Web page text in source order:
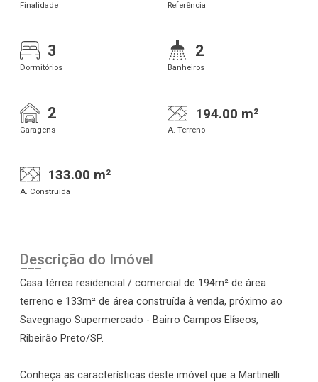
Finalidade Referência
3
Dormitórios
2
Banheiros
2
Garagens
194.00 m²
A. Terreno
133.00 m²
A. Construída
Descrição do Imóvel
Casa térrea residencial / comercial de 194m² de área
terreno e 133m² de área construída à venda, próximo ao
Savegnago Supermercado - Bairro Campos Elíseos,
Ribeirão Preto/SP.
Conheça as características deste imóvel que a Martinelli